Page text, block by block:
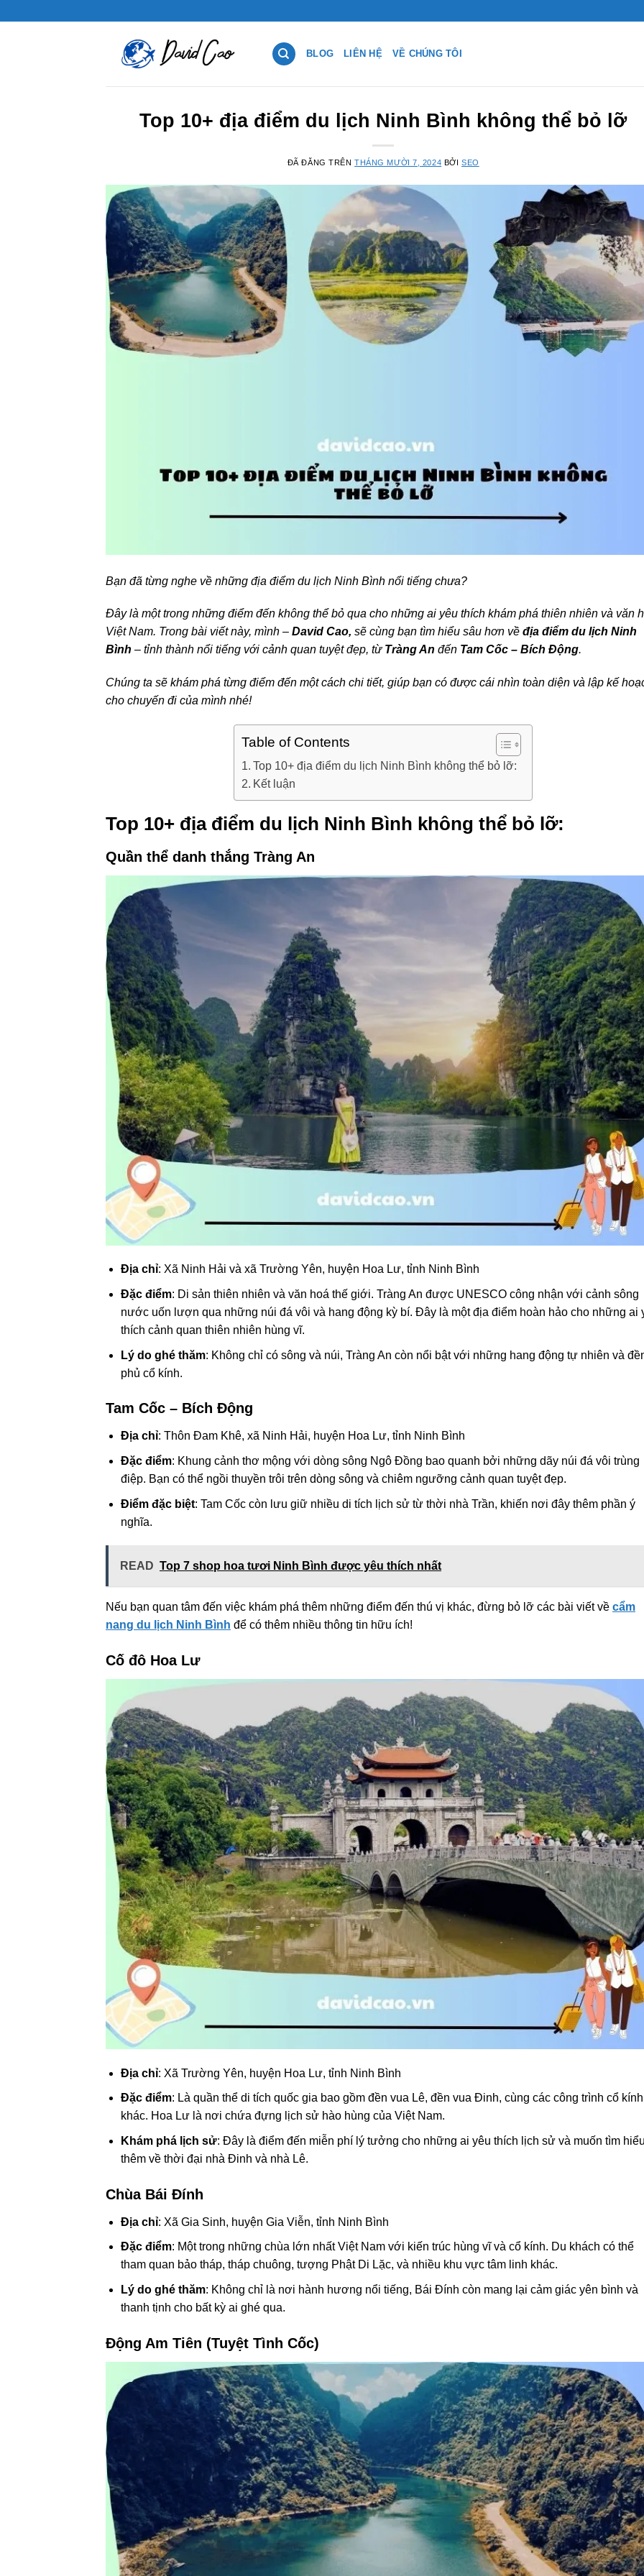
BLOG LIÊN HỆ VỀ CHÚNG TÔI
Top 10+ địa điểm du lịch Ninh Bình không thể bỏ lỡ
ĐÃ ĐĂNG TRÊNTHÁNG MƯỜI 7, 2024 BỞI SEO
Bạn đã từng nghe về những địa điểm du lịch Ninh Bình nổi tiếng chưa?
Đây là một trong những điểm đến không thể bỏ qua cho những ai yêu thích khám phá thiên nhiên và văn
Việt Nam. Trong bài viết này, mình – David Cao, sẽ cùng bạn tìm hiểu sâu hơn về địa điểm du lịch Ninh
Bình – tỉnh thành nổi tiếng với cảnh quan tuyệt đẹp, từ Tràng An đến Tam Cốc – Bích Động.
Chúng ta sẽ khám phá từng điểm đến một cách chi tiết, giúp bạn có được cái nhìn toàn diện và lập kế
cho chuyến đi của mình nhé!
Table of Contents
Top 10+ địa điểm du lịch Ninh Bình không thể bỏ lỡ:
Kết luận
Top 10+ địa điểm du lịch Ninh Bình không thể bỏ lỡ:
Quần thể danh thắng Tràng An
Địa chỉ: Xã Ninh Hải và xã Trường Yên, huyện Hoa Lư, tỉnh Ninh Bình
Đặc điểm: Di sản thiên nhiên và văn hoá thế giới. Tràng An được UNESCO công nhận với cảnh sông
nước uốn lượn qua những núi đá vôi và hang động kỳ bí. Đây là một địa điểm hoàn hảo cho những ai
thích cảnh quan thiên nhiên hùng vĩ.
Lý do ghé thăm: Không chỉ có sông và núi, Tràng An còn nổi bật với những hang động tự nhiên và
phủ cổ kính.
Tam Cốc – Bích Động
Địa chỉ: Thôn Đam Khê, xã Ninh Hải, huyện Hoa Lư, tỉnh Ninh Bình
Đặc điểm: Khung cảnh thơ mộng với dòng sông Ngô Đồng bao quanh bởi những dãy núi đá vôi trùng
điệp. Bạn có thể ngồi thuyền trôi trên dòng sông và chiêm ngưỡng cảnh quan tuyệt đẹp.
Điểm đặc biệt: Tam Cốc còn lưu giữ nhiều di tích lịch sử từ thời nhà Trần, khiến nơi đây thêm phần ý
nghĩa.
READ Top 7 shop hoa tươi Ninh Bình được yêu thích nhất
Nếu bạn quan tâm đến việc khám phá thêm những điểm đến thú vị khác, đừng bỏ lỡ các bài viết về cẩm
nang du lịch Ninh Bình để có thêm nhiều thông tin hữu ích!
Cố đô Hoa Lư
Địa chỉ: Xã Trường Yên, huyện Hoa Lư, tỉnh Ninh Bình
Đặc điểm: Là quần thể di tích quốc gia bao gồm đền vua Lê, đền vua Đinh, cùng các công trình cổ kính
khác. Hoa Lư là nơi chứa đựng lịch sử hào hùng của Việt Nam.
Khám phá lịch sử: Đây là điểm đến miễn phí lý tưởng cho những ai yêu thích lịch sử và muốn tìm
thêm về thời đại nhà Đinh và nhà Lê.
Chùa Bái Đính
Địa chỉ: Xã Gia Sinh, huyện Gia Viễn, tỉnh Ninh Bình
Đặc điểm: Một trong những chùa lớn nhất Việt Nam với kiến trúc hùng vĩ và cổ kính. Du khách có thể
tham quan bảo tháp, tháp chuông, tượng Phật Di Lặc, và nhiều khu vực tâm linh khác.
Lý do ghé thăm: Không chỉ là nơi hành hương nổi tiếng, Bái Đính còn mang lại cảm giác yên bình và
thanh tịnh cho bất kỳ ai ghé qua.
Động Am Tiên (Tuyệt Tình Cốc)